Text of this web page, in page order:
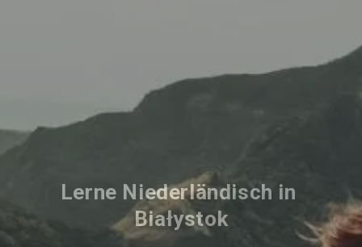
Lerne Niederländisch in
Białystok